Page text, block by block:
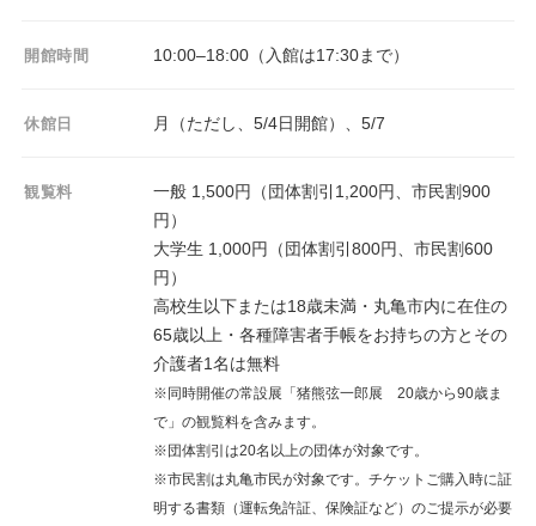
開館時間 10:00–18:00（入館は17:30まで）
休館日 月（ただし、5/4日開館）、5/7
観覧料
一般 1,500円（団体割引1,200円、市民割900
円）
大学生 1,000円（団体割引800円、市民割600
円）
高校生以下または18歳未満・丸亀市内に在住の
65歳以上・各種障害者手帳をお持ちの方とその
介護者1名は無料
※同時開催の常設展「猪熊弦一郎展 20歳から90歳ま
で」の観覧料を含みます。
※団体割引は20名以上の団体が対象です。
※市民割は丸亀市民が対象です。チケットご購入時に証
明する書類（運転免許証、保険証など）のご提示が必要